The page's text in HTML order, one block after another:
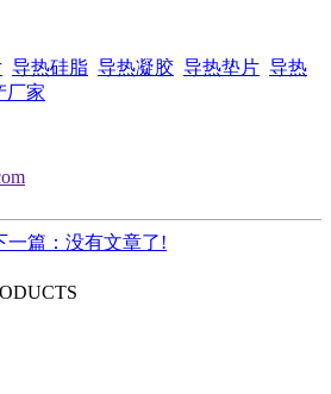
导热硅脂 导热凝胶 导热垫片 导热
厂家
一篇：没有文章了!